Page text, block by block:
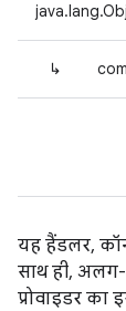
↳
यह हैंडलर,
साथ ही,
प्रोवाइडर